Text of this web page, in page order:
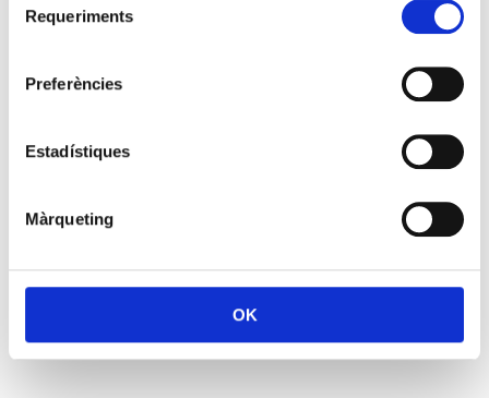
Requeriments
Preferències
Estadístiques
Màrqueting
OK